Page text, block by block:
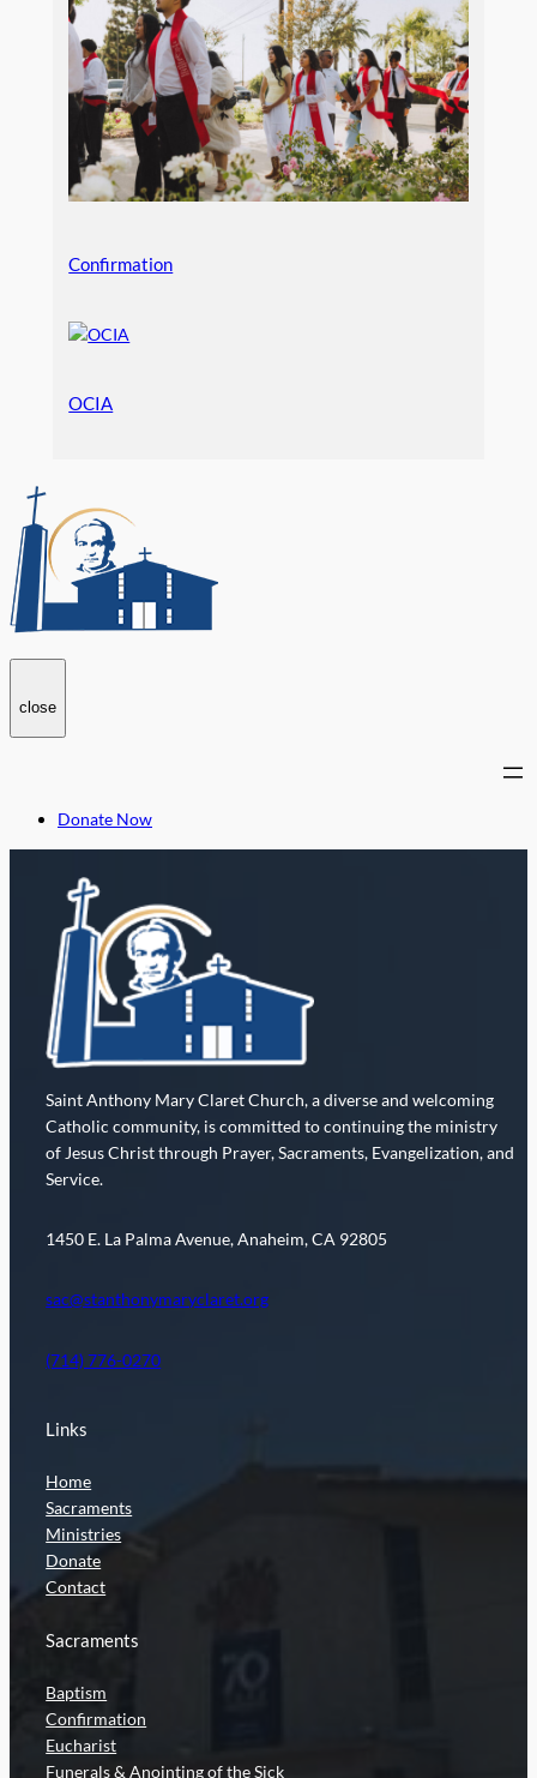
Confirmation
OCIA
close
Donate Now
Saint Anthony Mary Claret Church, a diverse and welcoming
Catholic community, is committed to continuing the ministry
of Jesus Christ through Prayer, Sacraments, Evangelization, and
Service.
1450 E. La Palma Avenue, Anaheim, CA 92805
sac@stanthonymaryclaret.org
(714) 776-0270
Links
Home
Sacraments
Ministries
Donate
Contact
Sacraments
Baptism
Confirmation
Eucharist
Funerals & Anointing of the Sick